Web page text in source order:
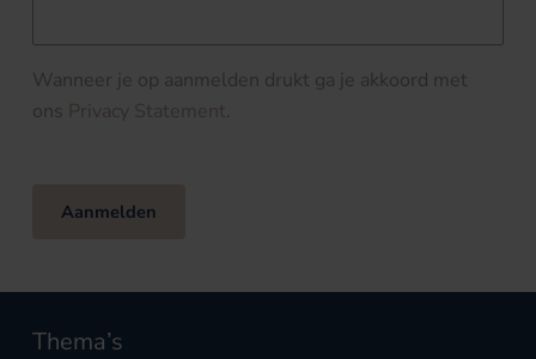
Wanneer je op aanmelden drukt ga je akkoord met
ons Privacy Statement.
Aanmelden
Thema’s